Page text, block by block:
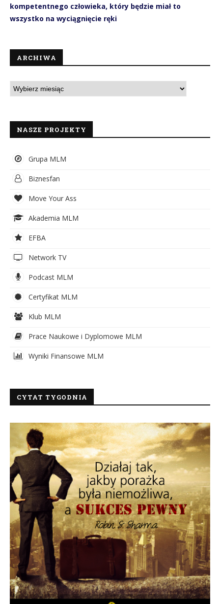
kompetentnego człowieka, który będzie miał to
wszystko na wyciągnięcie ręki
ARCHIWA
NASZE PROJEKTY
Grupa MLM
Biznesfan
Move Your Ass
Akademia MLM
EFBA
Network TV
Podcast MLM
Certyfikat MLM
Klub MLM
Prace Naukowe i Dyplomowe MLM
Wyniki Finansowe MLM
CYTAT TYGODNIA